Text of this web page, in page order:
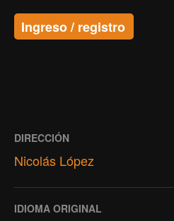
Ingreso / registro
DIRECCIÓN
Nicolás López
IDIOMA ORIGINAL